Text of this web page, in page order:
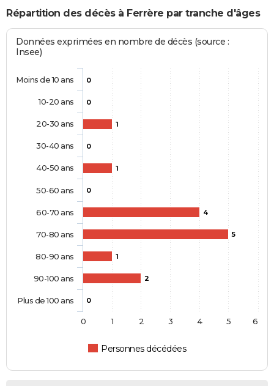
Répartition des décès à Ferrère par tranche d'âges
Données exprimées en nombre de décès (source :
Insee)
0
0
1
0
1
0
4
5
1
2
0
Personnes décédées
Moins de 10 ans
10-20 ans
20-30 ans
30-40 ans
40-50 ans
50-60 ans
60-70 ans
70-80 ans
80-90 ans
90-100 ans
Plus de 100 ans
0 1 2 3 4 5 6